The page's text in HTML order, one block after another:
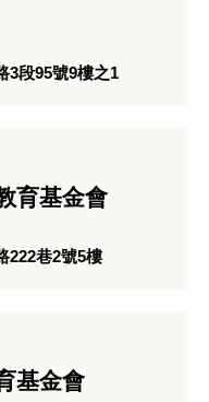
3段95號9樓之1
育基金會
222巷2號5樓
基金會